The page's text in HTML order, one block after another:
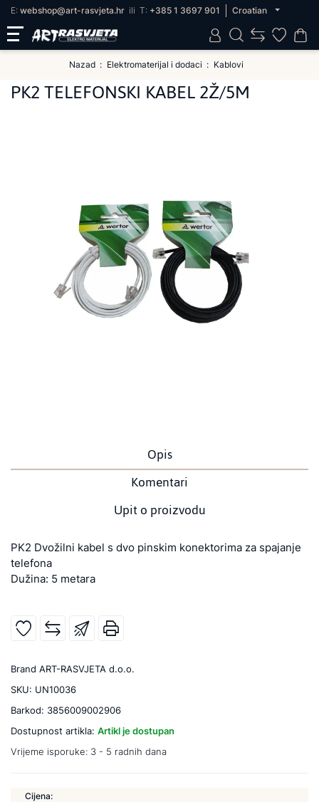
E: webshop@art-rasvjeta.hr ili T: +385 1 3697 901 Croatian
Nazad Elektromaterijal i dodaci Kablovi
PK2 TELEFONSKI KABEL 2Ž/5M
Opis
Komentari
Upit o proizvodu
PK2 Dvožilni kabel s dvo pinskim konektorima za spajanje
telefona
Dužina: 5 metara
Brand ART-RASVJETA d.o.o.
SKU: UN10036
Barkod: 3856009002906
Dostupnost artikla: Artikl je dostupan
Vrijeme isporuke: 3 - 5 radnih dana
Cijena: